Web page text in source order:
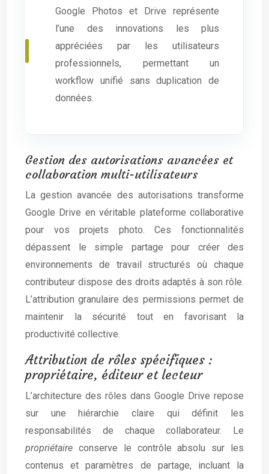
Google Photos et Drive représente
l’une des innovations les plus
appréciées par les utilisateurs
professionnels, permettant un
workflow unifié sans duplication de
données.
Gestion des autorisations avancées et
collaboration multi-utilisateurs
La gestion avancée des autorisations transforme
Google Drive en véritable plateforme collaborative
pour vos projets photo. Ces fonctionnalités
dépassent le simple partage pour créer des
environnements de travail structurés où chaque
contributeur dispose des droits adaptés à son rôle.
L’attribution granulaire des permissions permet de
maintenir la sécurité tout en favorisant la
productivité collective.
Attribution de rôles spécifiques :
propriétaire, éditeur et lecteur
L’architecture des rôles dans Google Drive repose
sur une hiérarchie claire qui définit les
responsabilités de chaque collaborateur. Le
propriétaire conserve le contrôle absolu sur les
contenus et paramètres de partage, incluant la